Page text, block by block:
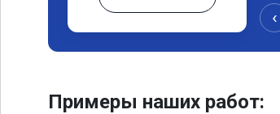
‹
Примеры наших работ: